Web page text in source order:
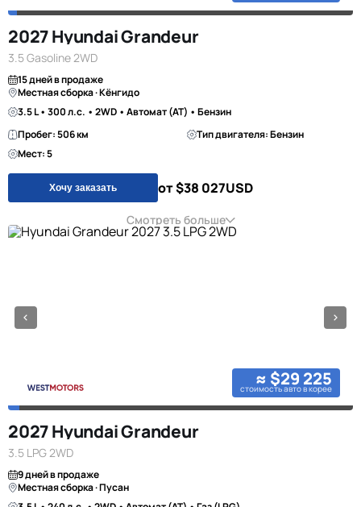
2027 Hyundai Grandeur
3.5 Gasoline 2WD
15 дней в продаже
Местная сборка · Кёнгидо
3.5 L • 300 л.с. • 2WD • Автомат (AT) • Бензин
Пробег: 506 км
Тип двигателя: Бензин
Мест: 5
Хочу заказать от $38 027USD
Смотреть больше
≈ $29 225
стоимость авто в корее
2027 Hyundai Grandeur
3.5 LPG 2WD
9 дней в продаже
Местная сборка · Пусан